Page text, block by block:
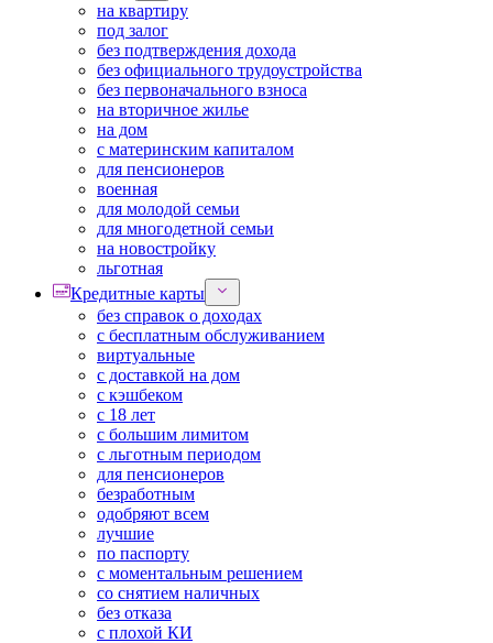
на квартиру
под залог
без подтверждения дохода
без официального трудоустройства
без первоначального взноса
на вторичное жилье
на дом
с материнским капиталом
для пенсионеров
военная
для молодой семьи
для многодетной семьи
на новостройку
льготная
Кредитные карты
без справок о доходах
с бесплатным обслуживанием
виртуальные
с доставкой на дом
с кэшбеком
с 18 лет
с большим лимитом
с льготным периодом
для пенсионеров
безработным
одобряют всем
лучшие
по паспорту
с моментальным решением
со снятием наличных
без отказа
с плохой КИ